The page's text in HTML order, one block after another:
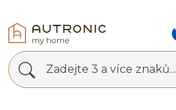
Zadejte 3 a více znaků...